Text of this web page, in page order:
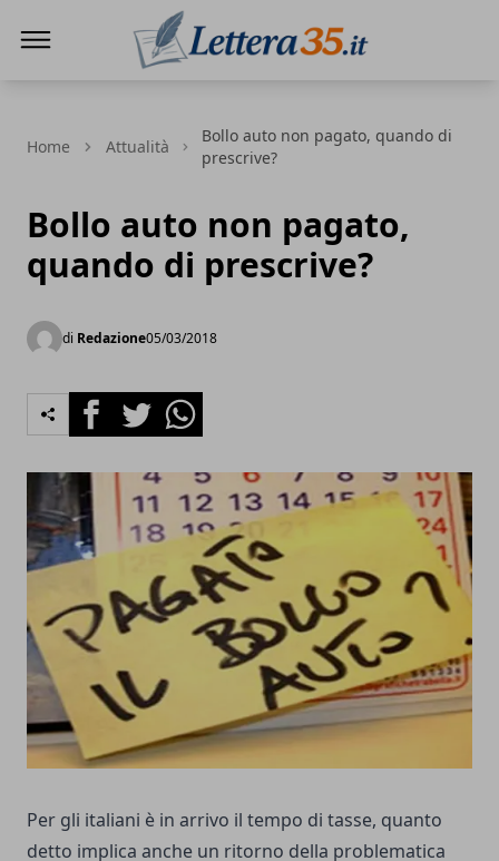
Home Attualità
Bollo auto non pagato, quando di
prescrive?
Bollo auto non pagato,
quando di prescrive?
di Redazione05/03/2018
FacebookTwitterWhatsapp
Per gli italiani è in arrivo il tempo di tasse, quanto
detto implica anche un ritorno della problematica